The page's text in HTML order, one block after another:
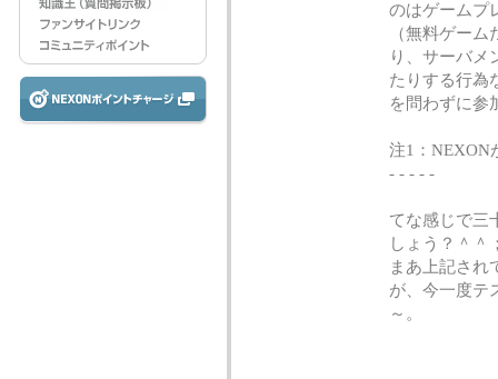
のはゲームプ
（無料ゲー
り、サーバメ
たりする行為
を問わずに参
注1：NEXON
- - - - -
てな感じで三
しょう？＾＾
まあ上記され
が、今一度テ
～。